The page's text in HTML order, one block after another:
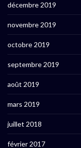
décembre 2019
novembre 2019
octobre 2019
septembre 2019
août 2019
mars 2019
juillet 2018
février 2017